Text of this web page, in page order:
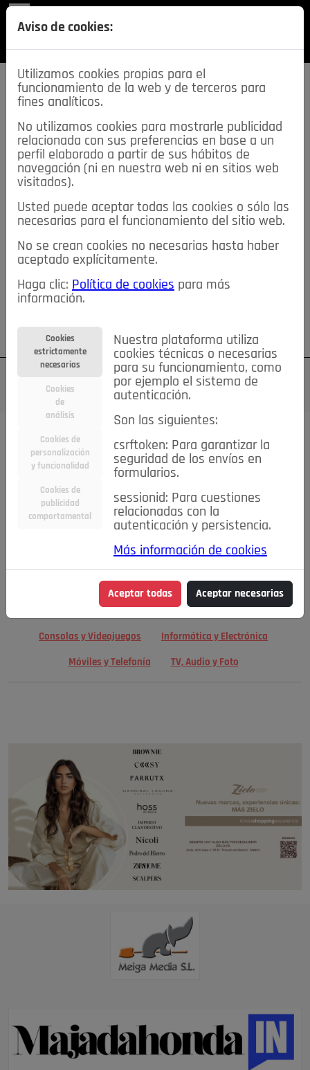
SECCIONES
descarga esta
REVISTA
≡NOTICIAS
NOTICIAS SERVICIOS DE INTERÉS
TABLÓN DE ANUNCIOS MIS ANUNCIOS CONTACTO
NOSOTROS
Su cuenta Regístrese ¿Olvidó su contraseña?
TODAS Deporte Bicicletas Deportes y Ocio
Electrodomésticos
Niños y Bebés Inmobiliaria Construcción y Reformas
Moda Accesorios Ropa Motor
Motor y Accesorios Motos Ocio
Cine, Libros y Música Coleccionismo Otros
Consolas y Videojuegos Informática y Electrónica
Móviles y Telefonía TV, Audio y Foto
Aviso de cookies:
Utilizamos cookies propias para el
funcionamiento de la web y de terceros para
fines analíticos.
No utilizamos cookies para mostrarle publicidad
relacionada con sus preferencias en base a un
perfil elaborado a partir de sus hábitos de
navegación (ni en nuestra web ni en sitios web
visitados).
Usted puede aceptar todas las cookies o sólo las
necesarias para el funcionamiento del sitio web.
No se crean cookies no necesarias hasta haber
aceptado explícitamente.
Haga clic: Política de cookies para más
información.
Cookies
estrictamente
necesarias
Cookies
de
análisis
Cookies de
personalización
y funcionalidad
Cookies de
publicidad
comportamental
Nuestra plataforma utiliza
cookies técnicas o necesarias
para su funcionamiento, como
por ejemplo el sistema de
autenticación.
Son las siguientes:
csrftoken: Para garantizar la
seguridad de los envíos en
formularios.
sessionid: Para cuestiones
relacionadas con la
autenticación y persistencia.
Más información de cookies
Aceptar todas Aceptar necesarias